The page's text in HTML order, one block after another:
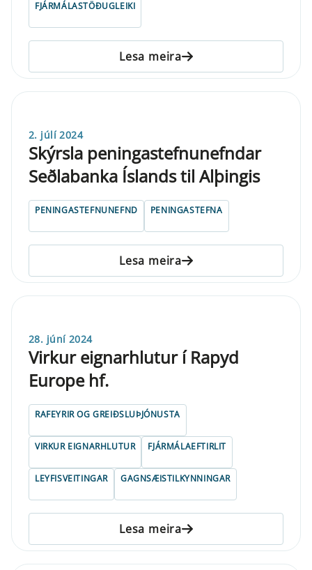
FJÁRMÁLASTÖÐUGLEIKI
Lesa meira
2. júlí 2024
Skýrsla peningastefnunefndar
Seðlabanka Íslands til Alþingis
PENINGASTEFNUNEFND PENINGASTEFNA
Lesa meira
28. júní 2024
Virkur eignarhlutur í Rapyd
Europe hf.
RAFEYRIR OG GREIÐSLUÞJÓNUSTA
VIRKUR EIGNARHLUTUR FJÁRMÁLAEFTIRLIT
LEYFISVEITINGAR GAGNSÆISTILKYNNINGAR
Lesa meira